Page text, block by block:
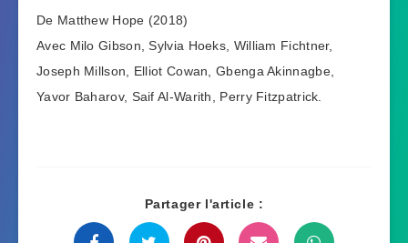
De Matthew Hope (2018)
Avec Milo Gibson, Sylvia Hoeks, William Fichtner,
Joseph Millson, Elliot Cowan, Gbenga Akinnagbe,
Yavor Baharov, Saif Al-Warith, Perry Fitzpatrick.
Partager l'article :